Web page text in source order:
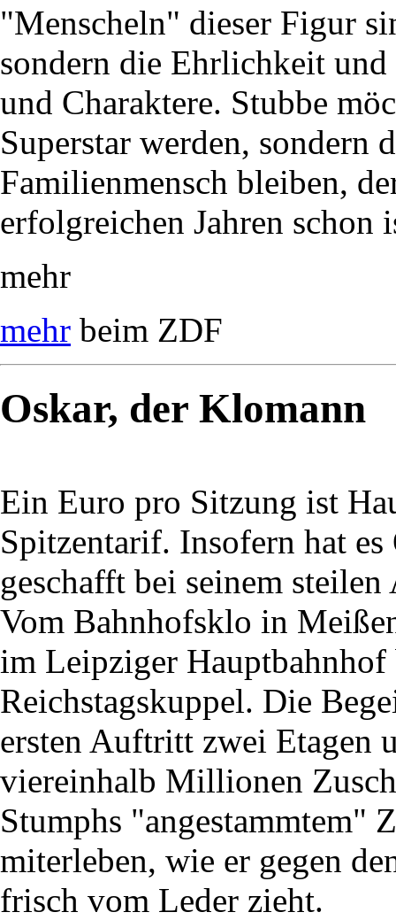
"Menscheln" dieser Figur
sondern die Ehrlichkeit
und Charaktere. Stubbe
Superstar werden, sondern
Familienmensch bleiben,
erfolgreichen Jahren schon
mehr
mehr beim ZDF
Oskar, der Klomann
Ein Euro pro Sitzung ist
Spitzentarif. Insofern hat
geschafft bei seinem
Vom Bahnhofsklo in
im Leipziger
Reichstagskuppel. Die
ersten Auftritt zwei Etagen
viereinhalb Millionen
Stumphs "angestammtem"
miterleben, wie er gegen
frisch vom Leder zieht.